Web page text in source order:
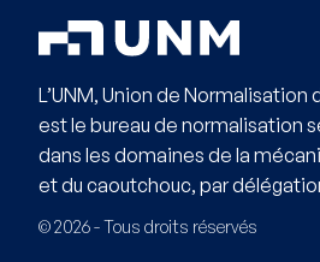
L’UNM, Union de Normalisation
est le bureau de normalisation
dans les domaines de la
et du caoutchouc, par
© 2026 - Tous droits réservés